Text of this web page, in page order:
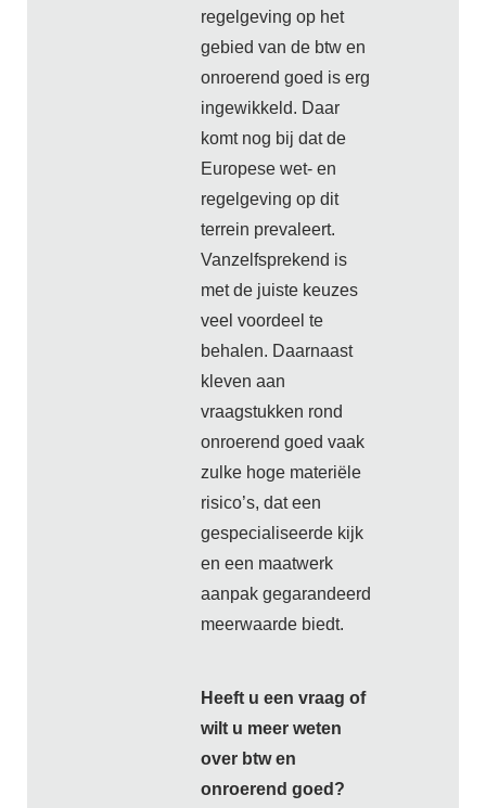
regelgeving op het
gebied van de btw en
onroerend goed is erg
ingewikkeld. Daar
komt nog bij dat de
Europese wet- en
regelgeving op dit
terrein prevaleert.
Vanzelfsprekend is
met de juiste keuzes
veel voordeel te
behalen. Daarnaast
kleven aan
vraagstukken rond
onroerend goed vaak
zulke hoge materiële
risico’s, dat een
gespecialiseerde kijk
en een maatwerk
aanpak gegarandeerd
meerwaarde biedt.
Heeft u een vraag of
wilt u meer weten
over btw en
onroerend goed?